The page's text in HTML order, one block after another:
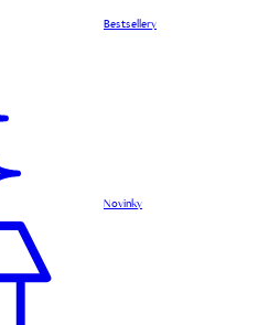
Bestsellery
Novinky